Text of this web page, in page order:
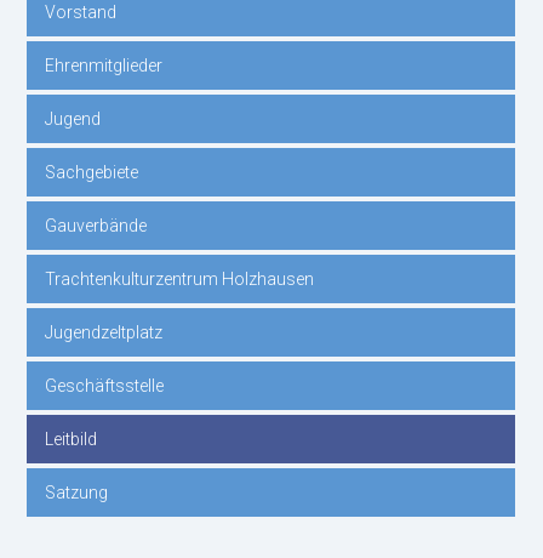
Navigation
überspringen
Vorstand
Ehrenmitglieder
Jugend
Sachgebiete
Gauverbände
Trachtenkulturzentrum Holzhausen
Jugendzeltplatz
Geschäftsstelle
Leitbild
Satzung